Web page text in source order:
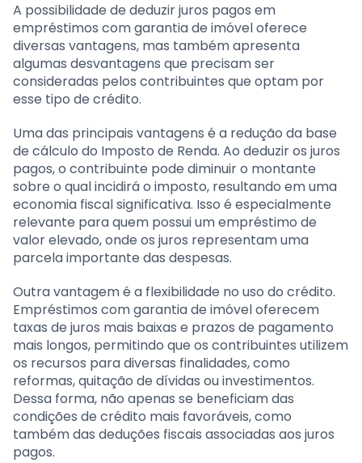
A possibilidade de deduzir juros pagos em
empréstimos com garantia de imóvel oferece
diversas vantagens, mas também apresenta
algumas desvantagens que precisam ser
consideradas pelos contribuintes que optam por
esse tipo de crédito.
Uma das principais vantagens é a redução da base
de cálculo do Imposto de Renda. Ao deduzir os juros
pagos, o contribuinte pode diminuir o montante
sobre o qual incidirá o imposto, resultando em uma
economia fiscal significativa. Isso é especialmente
relevante para quem possui um empréstimo de
valor elevado, onde os juros representam uma
parcela importante das despesas.
Outra vantagem é a flexibilidade no uso do crédito.
Empréstimos com garantia de imóvel oferecem
taxas de juros mais baixas e prazos de pagamento
mais longos, permitindo que os contribuintes utilizem
os recursos para diversas finalidades, como
reformas, quitação de dívidas ou investimentos.
Dessa forma, não apenas se beneficiam das
condições de crédito mais favoráveis, como
também das deduções fiscais associadas aos juros
pagos.